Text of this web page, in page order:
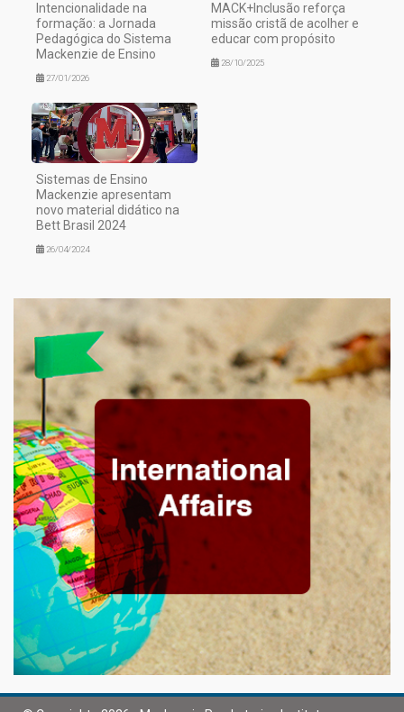
Intencionalidade na
formação: a Jornada
Pedagógica do Sistema
Mackenzie de Ensino
27/01/2026
MACK+Inclusão reforça
missão cristã de acolher e
educar com propósito
28/10/2025
Sistemas de Ensino
Mackenzie apresentam
novo material didático na
Bett Brasil 2024
26/04/2024